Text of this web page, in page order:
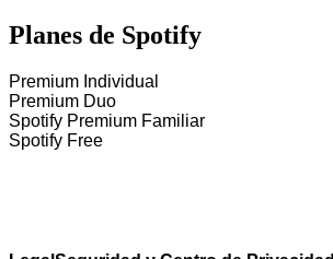
Planes de Spotify
Premium Individual
Premium Duo
Spotify Premium Familiar
Spotify Free